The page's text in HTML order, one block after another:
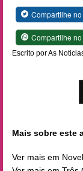
Compartilhe no
Compartilhe
Escrito por As
Mais sobre este
Ver mais em